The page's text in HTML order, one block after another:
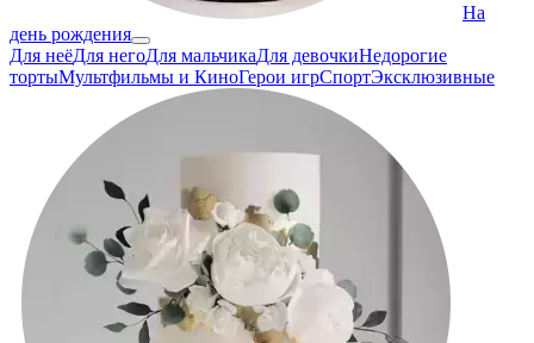
На
день рождения
Для неёДля негоДля мальчикаДля девочкиНедорогие
тортыМультфильмы и КиноГерои игрСпортЭксклюзивные